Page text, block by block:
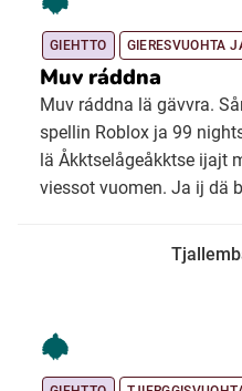
Kaale (Romska)
Arli (Romska)
Resanderomani
Kelderash (Romska)
GIEHTTO GIERESVUOHTA
Muv ráddna
Muv ráddna lä gävvra.
spellin Roblox ja 99
lä Åkktselågeåkktse ijajt
viessot vuomen. Ja ij dä